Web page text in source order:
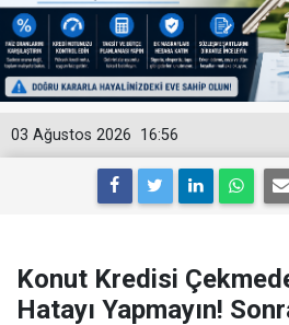
16:56
03 Ağustos 2026
Konut Kredisi
Hatayı Yapmayın!